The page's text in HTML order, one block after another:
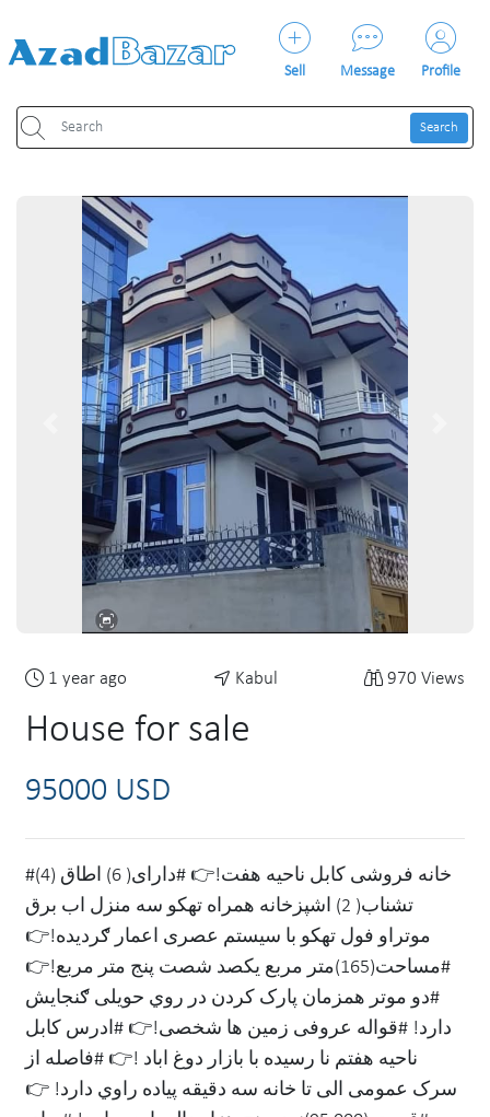
Sell Message Profile
Search
Previous
1 year ago Kabul 970 Views
House for sale
95000 USD
#خانه فروشی کابل ناحيه هفت!👉 #دارای( 6) اطاق (4)
تشناب( 2) اشپزخانه همراه تهکو سه منزل اب برق
موتراو فول تهکو با سيستم عصری اعمار ګرديده!👉
#مساحت(165)متر مربع یکصد شصت پنج متر مربع!👉
#دو موتر همزمان پارک کردن در روي حويلی ګنجايش
دارد! #قواله عروفی زمین ها شخصی!👉 #ادرس کابل
ناحیه هفتم نا رسیده با بازار دوغ اباد !👉 #فاصله از
سرک عمومی الی تا خانه سه دقيقه پياده راوي دارد! 👉